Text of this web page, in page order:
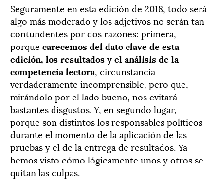
Seguramente en esta edición de 2018, todo será
algo más moderado y los adjetivos no serán tan
contundentes por dos razones: primera,
porque carecemos del dato clave de esta
edición, los resultados y el análisis de la
competencia lectora, circunstancia
verdaderamente incomprensible, pero que,
mirándolo por el lado bueno, nos evitará
bastantes disgustos. Y, en segundo lugar,
porque son distintos los responsables políticos
durante el momento de la aplicación de las
pruebas y el de la entrega de resultados. Ya
hemos visto cómo lógicamente unos y otros se
quitan las culpas.